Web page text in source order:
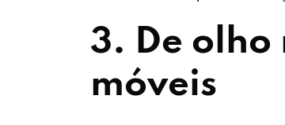
3. De olho
móveis